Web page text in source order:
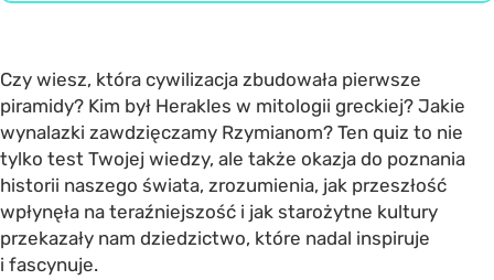
Czy wiesz, która cywilizacja zbudowała pierwsze
piramidy? Kim był Herakles w mitologii greckiej? Jakie
wynalazki zawdzięczamy Rzymianom? Ten quiz to nie
tylko test Twojej wiedzy, ale także okazja do poznania
historii naszego świata, zrozumienia, jak przeszłość
wpłynęła na teraźniejszość i jak starożytne kultury
przekazały nam dziedzictwo, które nadal inspiruje
i fascynuje.